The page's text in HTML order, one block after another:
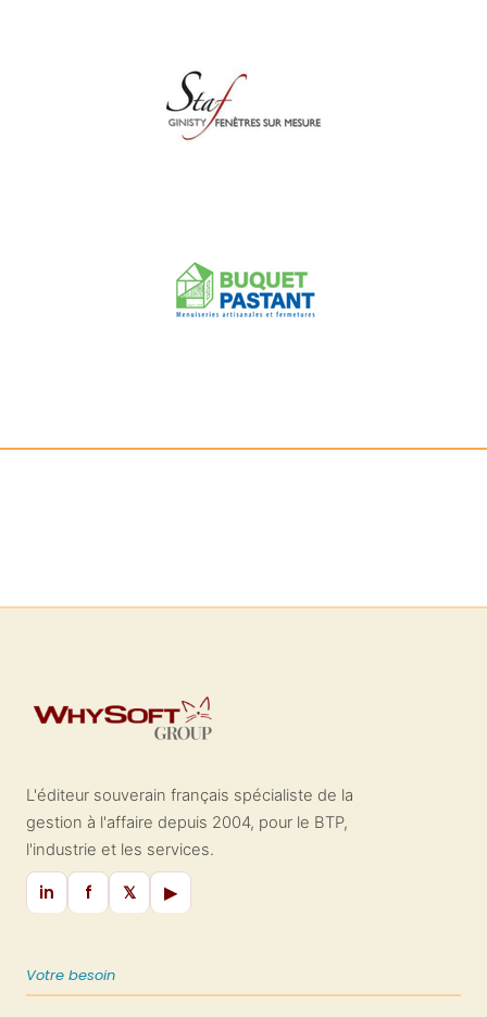
L'éditeur souverain français spécialiste de la
gestion à l'affaire depuis 2004, pour le BTP,
l'industrie et les services.
in f 𝕏 ▶
Votre besoin